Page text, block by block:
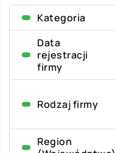
Kategoria
Data
rejestracji
firmy
Rodzaj firmy
Region